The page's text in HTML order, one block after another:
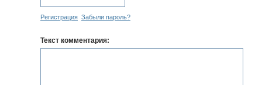
Регистрация Забыли пароль?
Текст комментария: